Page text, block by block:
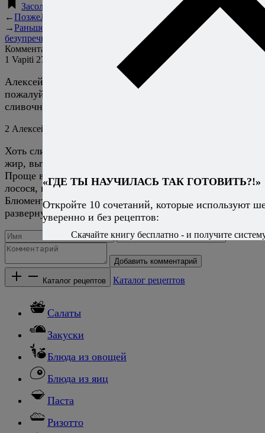
Засолка на зиму рецепты
←ПозжеЛето — время салатов
→Раньше
безупречный стейк
Комментарии
1 Vapiti 27 апреля 2017 Ответить
Алексей, а расскажите,
пожалуйста, о конфи из рыбы! Имеется в виду
сливочное или растительное масло?
2 Алексей Онегин
Хоть сливочное, хоть растительное, хоть смалец, хоть
жир, вытопленный из фуа-гра — не суть важно.
Проще всего растительное, конечно. Загуглите рецепт
лосося, пошированного в оливковом масле от Хестона
Блюменталя, это один из наиболее показательных и
развернутых примеров.
Добавить комментарий
Каталог рецептов Каталог рецептов
Салаты
Закуски
Блюда из овощей
Блюда из яиц
Паста
Ризотто
«ГДЕ ТЫ НАУЧИЛАСЬ ТАК ГОТОВИТЬ?!»
Откройте 10 сочетаний, которые используют
уверенно и без рецептов:
Скачайте книгу бесплатно - и получите